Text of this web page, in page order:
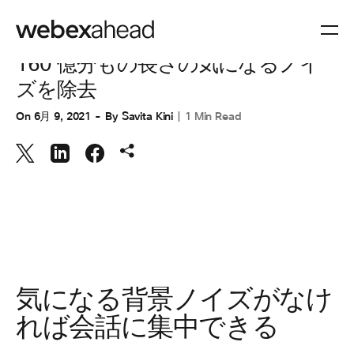
コラボレーション, ワークスペース
160 億分もの長さの気になるノイ
ズを除去
On 6月 9, 2021 By Savita Kini 1 Min Read
気になる背景ノイズがなけ
れば会話に集中できる